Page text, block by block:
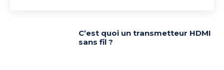
C’est quoi un transmetteur HDMI
sans fil ?